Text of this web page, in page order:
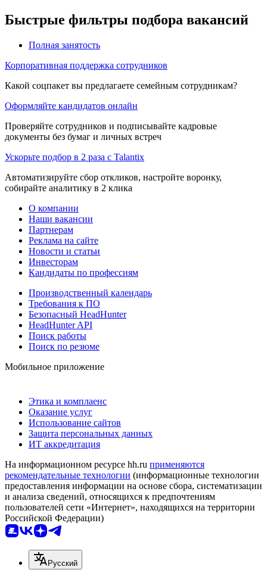
Быстрые фильтры подбора вакансий
Полная занятость
Корпоративная поддержка сотрудников
Какой соцпакет вы предлагаете семейным сотрудникам?
Оформляйте кандидатов онлайн
Проверяйте сотрудников и подписывайте кадровые
документы без бумаг и личных встреч
Ускорьте подбор в 2 раза с Talantix
Автоматизируйте сбор откликов, настройте воронку,
собирайте аналитику в 2 клика
О компании
Наши вакансии
Партнерам
Реклама на сайте
Новости и статьи
Инвесторам
Кандидаты по профессиям
Производственный календарь
Требования к ПО
Безопасный HeadHunter
HeadHunter API
Поиск работы
Поиск по резюме
Мобильное приложение
Этика и комплаенс
Оказание услуг
Использование сайтов
Защита персональных данных
ИТ аккредитация
На информационном ресурсе hh.ru применяются
рекомендательные технологии (информационные технологии
предоставления информации на основе сбора, систематизации
и анализа сведений, относящихся к предпочтениям
пользователей сети «Интернет», находящихся на территории
Российской Федерации)
Русский